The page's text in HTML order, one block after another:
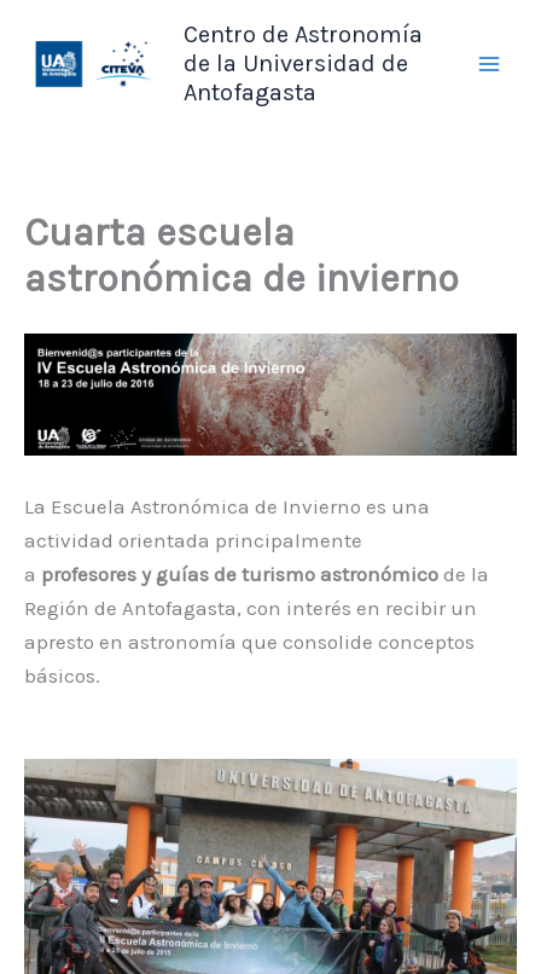
contenido
Centro de Astronomía
de la Universidad de
Antofagasta
Cuarta escuela
astronómica de invierno
La Escuela Astronómica de Invierno es una
actividad orientada principalmente
a profesores y guías de turismo astronómico de la
Región de Antofagasta, con interés en recibir un
apresto en astronomía que consolide conceptos
básicos.